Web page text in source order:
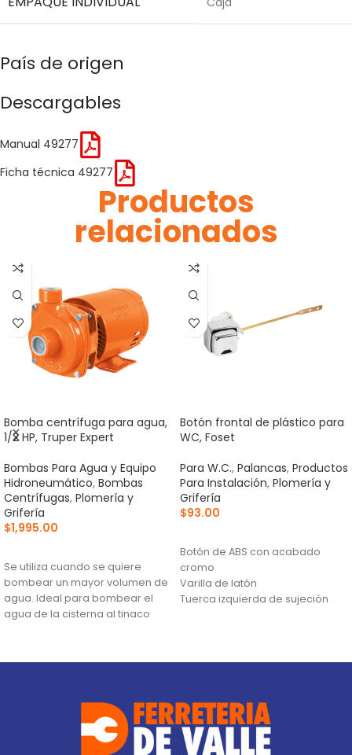
País de origen
Descargables
Manual 49277
Ficha técnica 49277
Productos
relacionados
Bomba centrífuga para agua,
1/2 HP, Truper Expert
Bombas Para Agua y Equipo
Hidroneumático, Bombas
Centrífugas, Plomería y
Grifería
$1,995.00
Se utiliza cuando se quiere
bombear un mayor volumen de
agua. Ideal para bombear el
agua de la cisterna al tinaco
Botón frontal de plástico para
WC, Foset
Para W.C., Palancas, Productos
Para Instalación, Plomería y
Grifería
$93.00
Botón de ABS con acabado
cromo
Varilla de latón
Tuerca izquierda de sujeción